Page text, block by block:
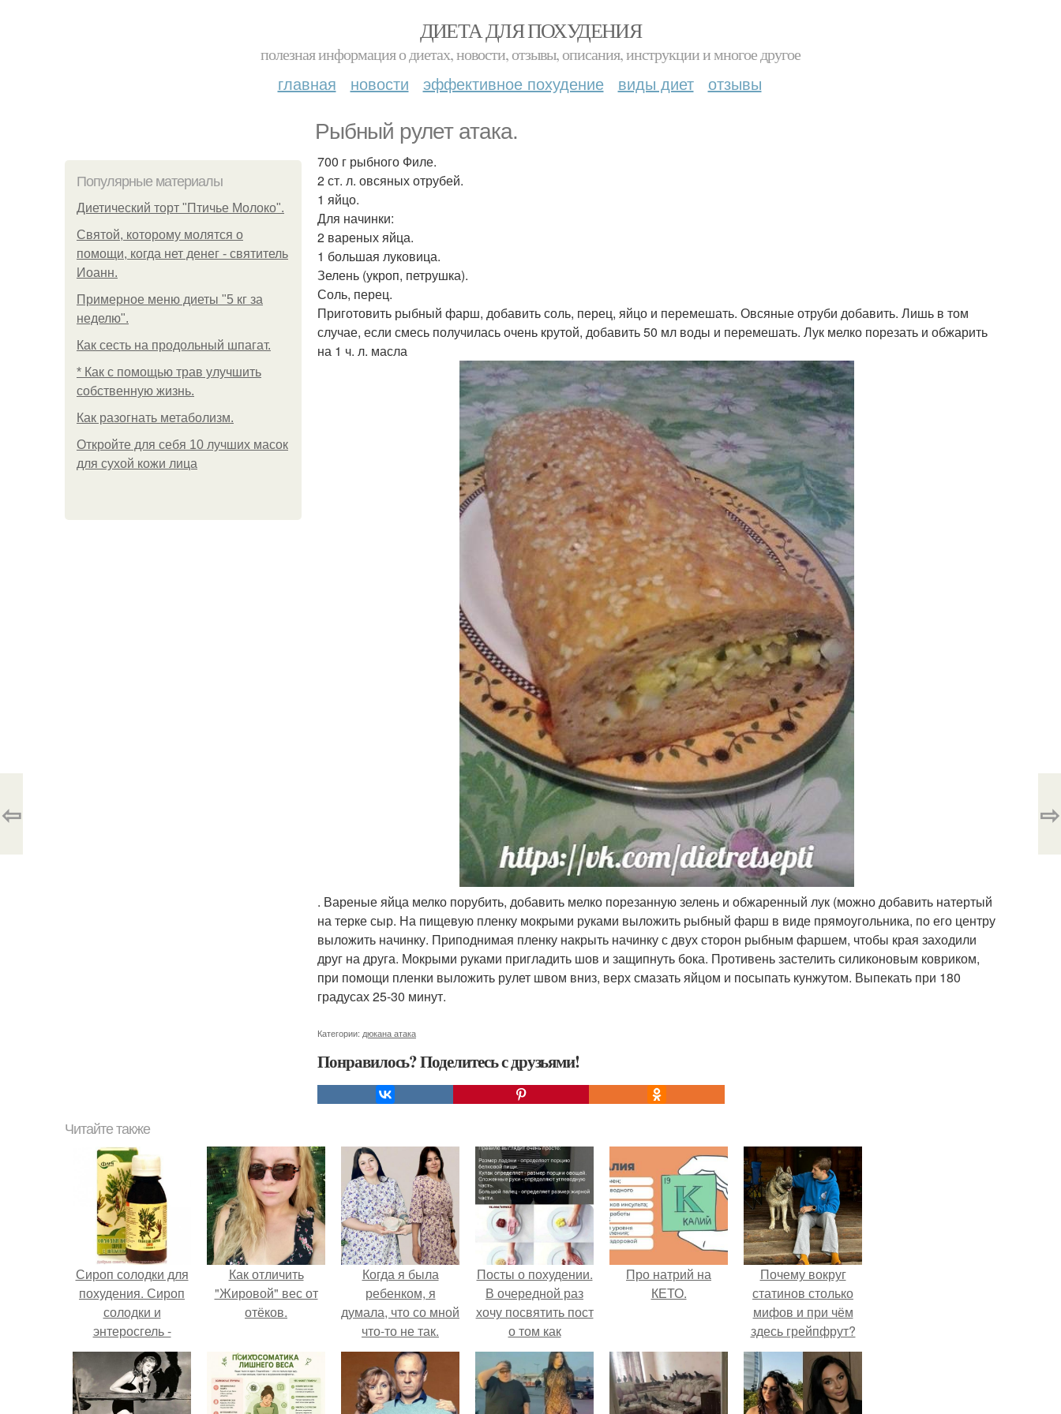
ДИЕТА ДЛЯ ПОХУДЕНИЯ
полезная информация о диетах, новости, отзывы, описания, инструкции и многое другое
главная новости эффективное похудение виды диет отзывы
Рыбный рулет атака.
Популярные материалы
Диетический торт "Птичье Молоко".
Святой, которому молятся о
помощи, когда нет денег - святитель
Иоанн.
Примерное меню диеты "5 кг за
неделю".
Как сесть на продольный шпагат.
* Как с помощью трав улучшить
собственную жизнь.
Как разогнать метаболизм.
Откройте для себя 10 лучших масок
для сухой кожи лица
700 г рыбного Филе.
2 ст. л. овсяных отрубей.
1 яйцо.
Для начинки:
2 вареных яйца.
1 большая луковица.
Зелень (укроп, петрушка).
Соль, перец.
Приготовить рыбный фарш, добавить соль, перец, яйцо и перемешать. Овсяные отруби добавить. Лишь в том
случае, если смесь получилась очень крутой, добавить 50 мл воды и перемешать. Лук мелко порезать и обжарить
на 1 ч. л. масла
. Вареные яйца мелко порубить, добавить мелко порезанную зелень и обжаренный лук (можно добавить натертый
на терке сыр. На пищевую пленку мокрыми руками выложить рыбный фарш в виде прямоугольника, по его центру
выложить начинку. Приподнимая пленку накрыть начинку с двух сторон рыбным фаршем, чтобы края заходили
друг на друга. Мокрыми руками пригладить шов и защипнуть бока. Противень застелить силиконовым ковриком,
при помощи пленки выложить рулет швом вниз, верх смазать яйцом и посыпать кунжутом. Выпекать при 180
градусах 25-30 минут.
Категории: дюкана атака
Понравилось? Поделитесь с друзьями!
⇦ ⇨
Читайте также
Сироп солодки для
похудения. Сироп
солодки и
энтеросгель -
чистка
лимфосистемы.
Как отличить
"Жировой" вес от
отёков.
Когда я была
ребенком, я
думала, что со мной
что-то не так.
Посты о похудении.
В очередной раз
хочу посвятить пост
о том как
правильно худеть.
Про натрий на
КЕТО.
Почему вокруг
статинов столько
мифов и при чём
здесь грейпфрут?